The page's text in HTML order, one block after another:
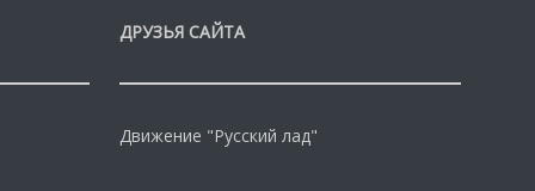
ДРУЗЬЯ САЙТА
Движение "Русский лад"